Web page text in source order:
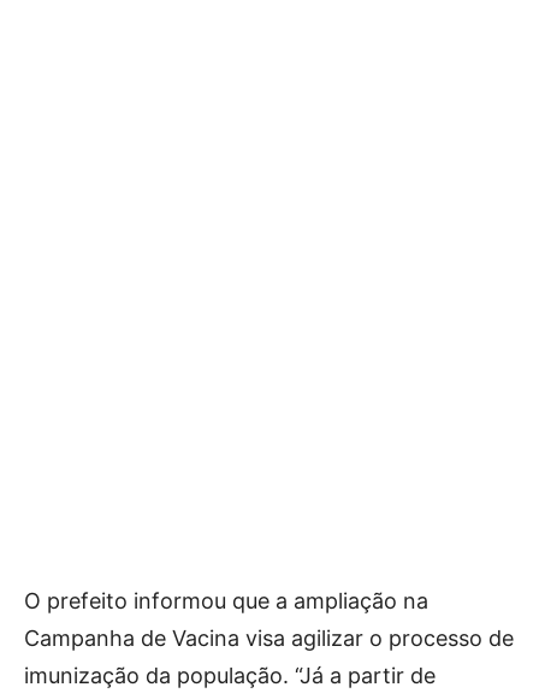
O prefeito informou que a ampliação na
Campanha de Vacina visa agilizar o processo de
imunização da população. “Já a partir de